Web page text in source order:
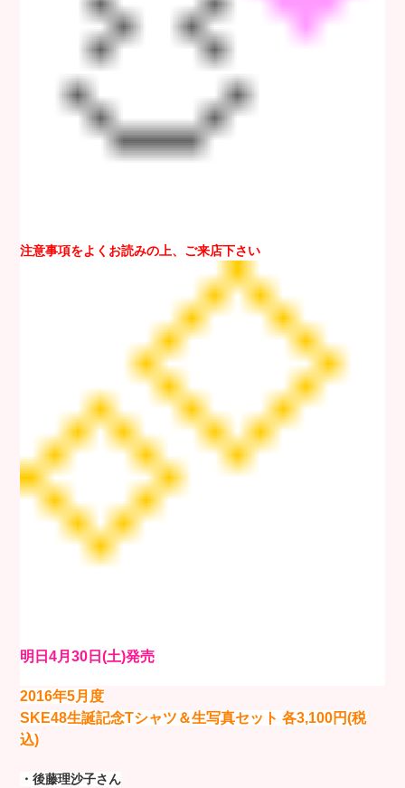
注意事項をよくお読みの上、ご来店下さい
明日4月30日(土)発売
2016年5月度
SKE48生誕記念Tシャツ＆生写真セット各3,100円(税
込)
・後藤理沙子さん